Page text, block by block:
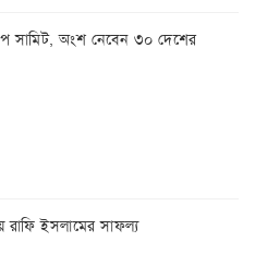
সামিট, অংশ নেবেন ৩০ দেশের
রাফি ইসলামের সাফল্য